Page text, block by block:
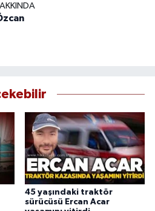
45 yaşındaki traktör
sürücüsü Ercan Acar